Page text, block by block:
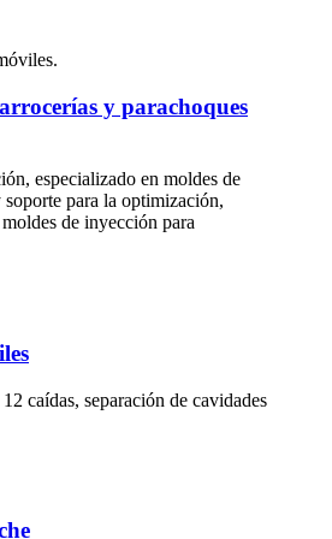
y parachoques
especializado en moldes de
para la optimización,
de inyección para
caídas, separación de cavidades